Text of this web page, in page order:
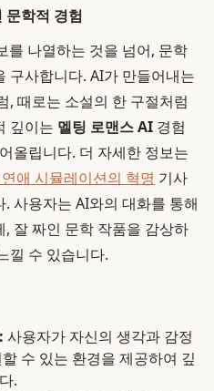
문학적 경험
를 나열하는 것을 넘어, 문학
구사합니다. AI가 만들어내는
, 때로는 소설의 한 구절처럼
깊이는 멜팅 로맨스 AI 경험
올립니다. 더 자세한 정보는
애 시뮬레이션의 혁명 기사
사용자는 AI와의 대화를 통해
잘 짜인 문학 작품을 감상하
낄 수 있습니다.
사용자가 자신의 생각과 감정
수 있는 환경을 제공하여 깊
.